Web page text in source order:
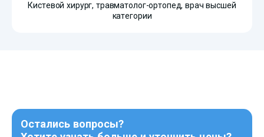
Кистевой хирург, травматолог-ортопед, врач высшей
категории
Остались вопросы?